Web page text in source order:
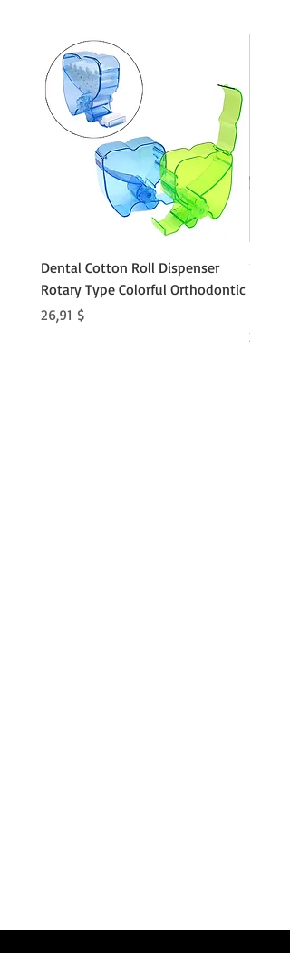
Dental Cotton Roll Dispenser
Rotary Type Colorful Orthodontic
Preis
26,91 $
Preis
21,86 $